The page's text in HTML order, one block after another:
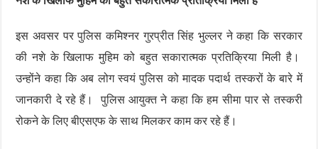
इस अवसर पर पुलिस कमिश्नर गुरप्रीत सिंह भुल्लर ने कहा कि सरकार
की नशे के खिलाफ मुहिम को बहुत सकारात्मक प्रतिक्रिया मिली है।
उन्होंने कहा कि अब लोग स्वयं पुलिस को मादक पदार्थ तस्करों के बारे में
जानकारी दे रहे हैं। पुलिस आयुक्त ने कहा कि हम सीमा पार से तस्करी
रोकने के लिए बीएसएफ के साथ मिलकर काम कर रहे हैं।